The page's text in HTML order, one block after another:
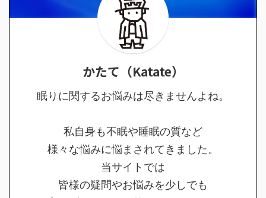
かたて（Katate）
眠りに関するお悩みは尽きませんよね。
私自身も不眠や睡眠の質など
様々な悩みに悩まされてきました。
当サイトでは
皆様の疑問やお悩みを少しでも